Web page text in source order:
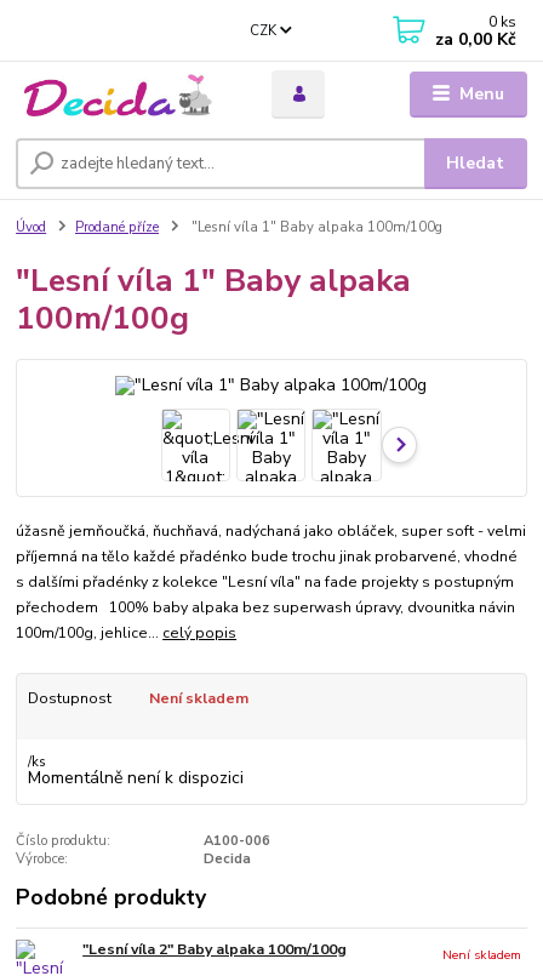
Menu
CZK
Hledat
0 ks
za 0,00 Kč
Úvod Prodané příze "Lesní víla 1" Baby alpaka 100m/100g
"Lesní víla 1" Baby alpaka
100m/100g
úžasně jemňoučká, ňuchňavá, nadýchaná jako obláček, super soft - velmi
příjemná na tělo každé přadénko bude trochu jinak probarvené, vhodné
s dalšími přadénky z kolekce "Lesní víla" na fade projekty s postupným
přechodem 100% baby alpaka bez superwash úpravy, dvounitka návin
100m/100g, jehlice... celý popis
Dostupnost Není skladem
/ks
Momentálně není k dispozici
Číslo produktu:
A100-006
Výrobce:
Decida
Podobné produkty
"Lesní víla 2" Baby alpaka 100m/100g
Není skladem